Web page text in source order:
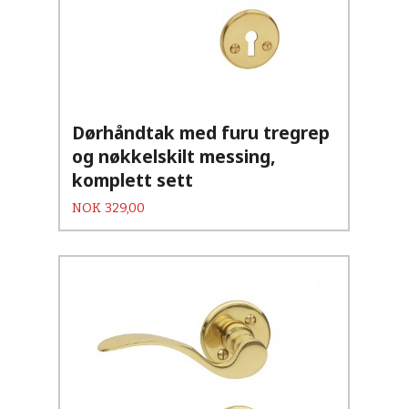
Dørhåndtak med furu tregrep
og nøkkelskilt messing,
komplett sett
Pris
NOK 329,00